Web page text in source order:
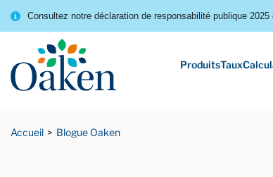
Consultez notre déclaration de responsabilité publique 2025
ProduitsTaux
Accueil Blogue Oaken